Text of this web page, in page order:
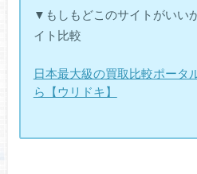
▼もしもどこのサイトがいい
イト比較
日本最大級の買取比較ポータ
ら【ウリドキ】